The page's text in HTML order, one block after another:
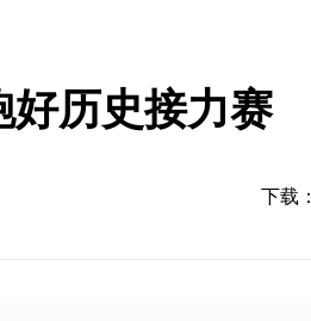
好历史接力赛
下载：